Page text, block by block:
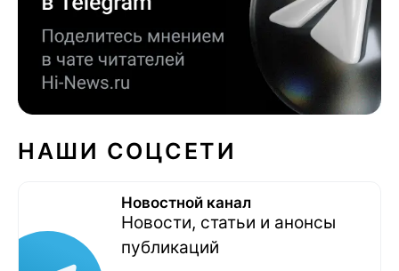
НАШИ СОЦСЕТИ
Новостной канал
Новости, статьи и анонсы
публикаций